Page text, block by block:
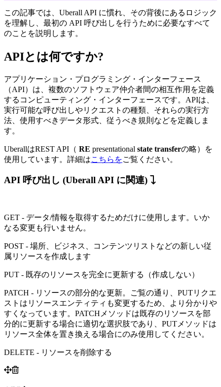
この記事では、Uberall API に慣れ、その背後にあるロジック
を理解し、最初の API 呼び出しを行うために必要なすべて
のことを説明します。
APIとは何ですか?
アプリケーション・プログラミング・インターフェース
（API）は、複数のソフトウェア仲介者間の相互作用を定義
するコンピューティング・インターフェースです。APIは、
実行可能な呼び出しやリクエストの種類、それらの実行方
法、使用すべきデータ形式、従うべき規則などを定義しま
す。
UberallはREST API（ RE presentational state transferの略）を
使用しています。詳細はこちらをご覧ください。
API 呼び出し (Uberall API に関連)
GET - データ/情報を取得するためだけに使用します。いか
なる変更も行いません。
POST - 場所、ビジネス、コンテンツリストなどの新しい従
属リソースを作成します
PUT - 既存のリソースを完全に更新する（作成しない）
PATCH - リソースの部分的な更新。ご覧の通り、PUTリクエ
ストはリソースエンティティも変更するため、より分かりや
すくなっています。PATCHメソッドは既存のリソースを部
分的に更新する場合に適切な選択肢であり、PUTメソッドは
リソース全体を置き換える場合にのみ使用してください。
DELETE - リソースを削除する